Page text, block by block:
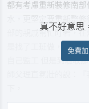
都有考慮重新裝修南
部的親戚幫忙盯著，
是找了工班做，因為
自己監工 但是到驗收
真不好意思
免費